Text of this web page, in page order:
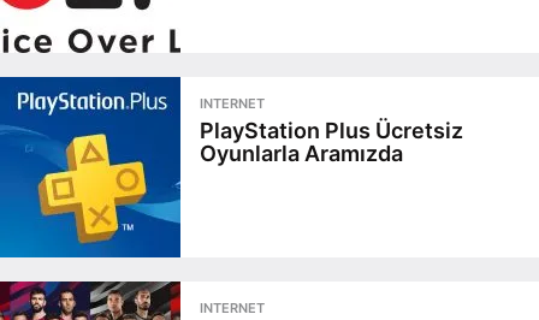
INTERNET
PlayStation Plus Ücretsiz
Oyunlarla Aramızda
INTERNET